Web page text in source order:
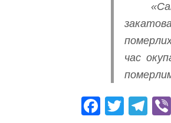
час
Fa T
Te